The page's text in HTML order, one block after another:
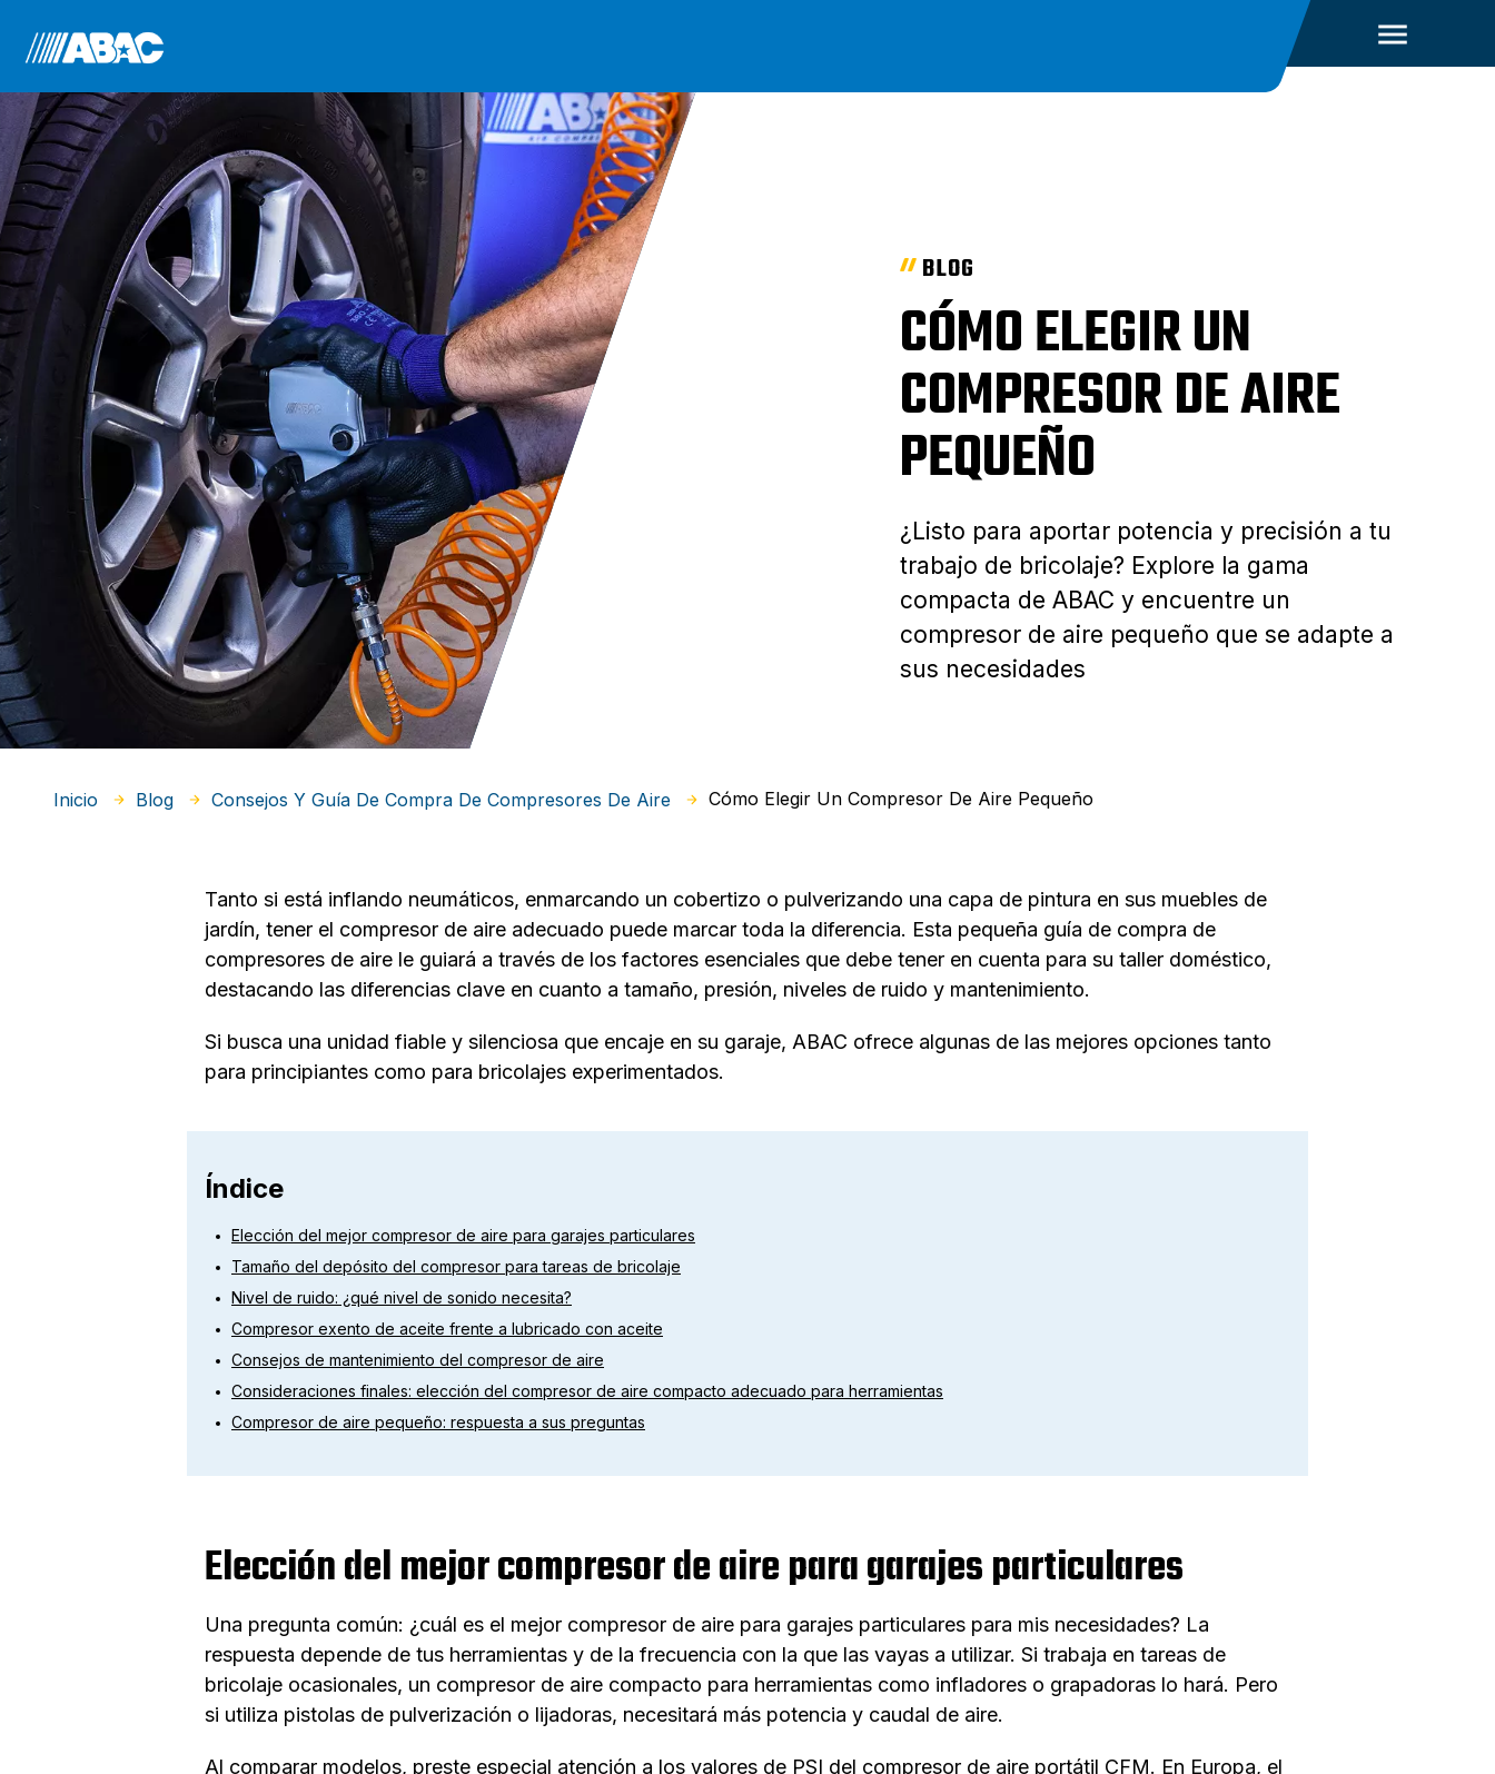
BLOG
CÓMO ELEGIR UN
COMPRESOR DE AIRE
PEQUEÑO
¿Listo para aportar potencia y precisión a tu
trabajo de bricolaje? Explore la gama
compacta de ABAC y encuentre un
compresor de aire pequeño que se adapte a
sus necesidades
Inicio Blog Consejos Y Guía De Compra De Compresores De Aire Cómo Elegir Un Compresor De Aire Pequeño
Tanto si está inflando neumáticos, enmarcando un cobertizo o pulverizando una capa de pintura en sus muebles de
jardín, tener el compresor de aire adecuado puede marcar toda la diferencia. Esta pequeña guía de compra de
compresores de aire le guiará a través de los factores esenciales que debe tener en cuenta para su taller doméstico,
destacando las diferencias clave en cuanto a tamaño, presión, niveles de ruido y mantenimiento.
Si busca una unidad fiable y silenciosa que encaje en su garaje, ABAC ofrece algunas de las mejores opciones tanto
para principiantes como para bricolajes experimentados.
Índice
Elección del mejor compresor de aire para garajes particulares
Tamaño del depósito del compresor para tareas de bricolaje
Nivel de ruido: ¿qué nivel de sonido necesita?
Compresor exento de aceite frente a lubricado con aceite
Consejos de mantenimiento del compresor de aire
Consideraciones finales: elección del compresor de aire compacto adecuado para herramientas
Compresor de aire pequeño: respuesta a sus preguntas
Elección del mejor compresor de aire para garajes particulares
Una pregunta común: ¿cuál es el mejor compresor de aire para garajes particulares para mis necesidades? La
respuesta depende de tus herramientas y de la frecuencia con la que las vayas a utilizar. Si trabaja en tareas de
bricolaje ocasionales, un compresor de aire compacto para herramientas como infladores o grapadoras lo hará. Pero
si utiliza pistolas de pulverización o lijadoras, necesitará más potencia y caudal de aire.
Al comparar modelos, preste especial atención a los valores de PSI del compresor de aire portátil CFM. En Europa, el